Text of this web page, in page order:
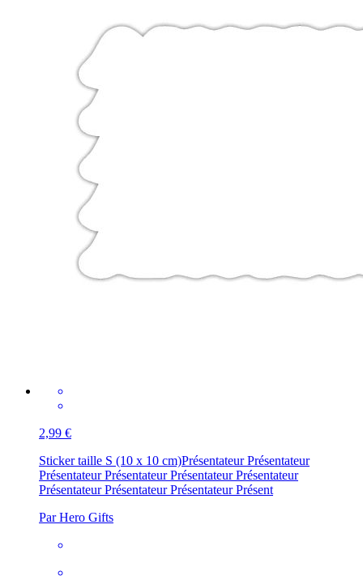
2,99 €
Sticker taille S (10 x 10 cm)Présentateur Présentateur
Présentateur Présentateur Présentateur Présentateur
Présentateur Présentateur Présentateur Présent
Par Hero Gifts